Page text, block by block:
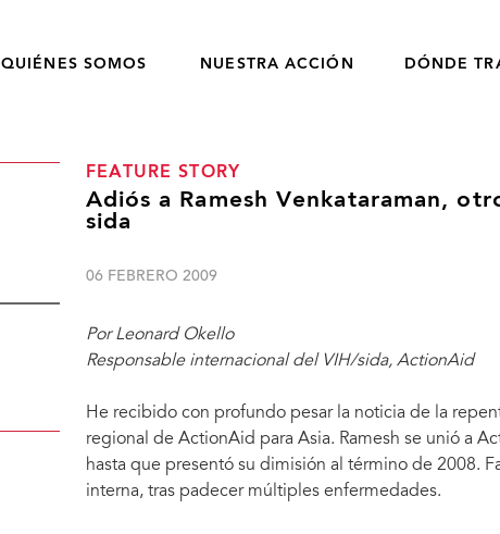
QUIÉNES SOMOS NUESTRA ACCIÓN DÓNDE
FEATURE STORY
Adiós a Ramesh Venkataraman,
sida
06 FEBRERO 2009
Por Leonard Okello
Responsable internacional del VIH/sida, ActionAid
He recibido con profundo pesar la noticia de la
regional de ActionAid para Asia. Ramesh se unió a
hasta que presentó su dimisión al término de 2008.
interna, tras padecer múltiples enfermedades.